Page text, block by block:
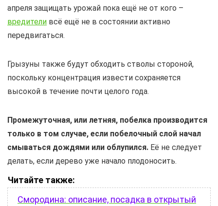
апреля защищать урожай пока ещё не от кого –
вредители всё ещё не в состоянии активно
передвигаться.
Грызуны также будут обходить стволы стороной,
поскольку концентрация извести сохраняется
высокой в течение почти целого года.
Промежуточная, или летняя, побелка производится
только в том случае, если побелочный слой начал
смываться дождями или облупился. Её не следует
делать, если дерево уже начало плодоносить.
Читайте также:
Смородина: описание, посадка в открытый